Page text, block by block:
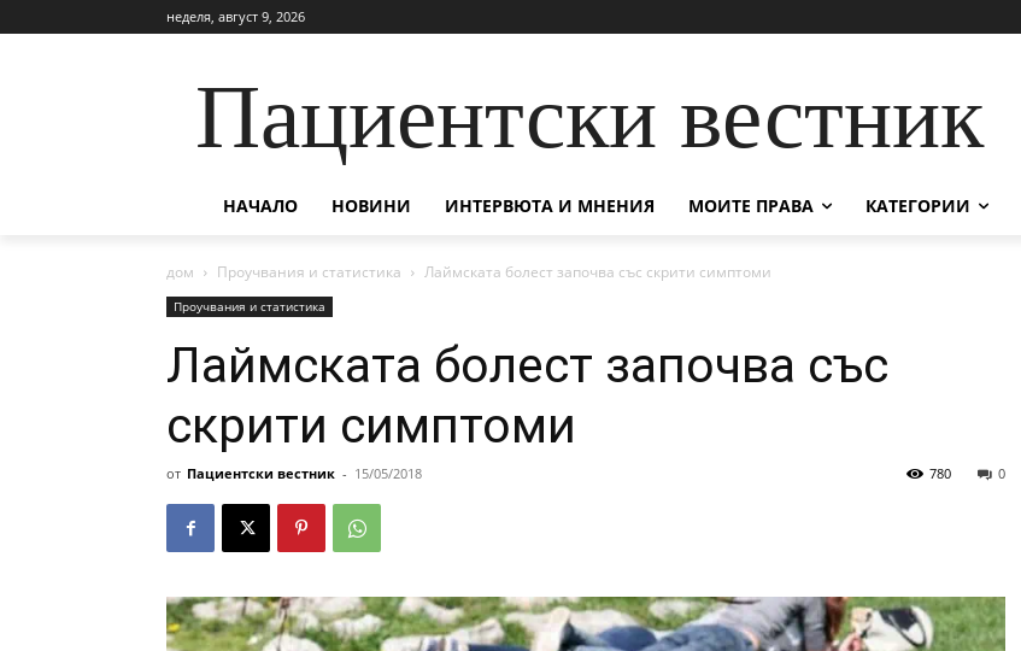
неделя, август 9, 2026
Пациентски вестник
НАЧАЛО НОВИНИ ИНТЕРВЮТА И МНЕНИЯ МОИТЕ ПРАВА КАТЕГОРИИ
дом Проучвания и статистика Лаймската болест започва със скрити симптоми
Проучвания и статистика
Лаймската болест започва със
скрити симптоми
от Пациентски вестник - 15/05/2018 0
780